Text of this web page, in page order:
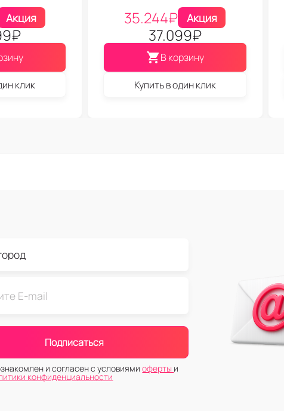
Акция
₽
клик
35.244₽ Акция
37.099₽
В корзину
Купить в один клик
Подписаться
и согласен с условиямиоферты и
конфиденциальности